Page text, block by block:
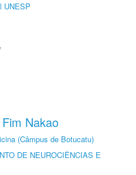
UNESP
Nakao
(Câmpus de Botucatu)
DE NEUROCIÊNCIAS E